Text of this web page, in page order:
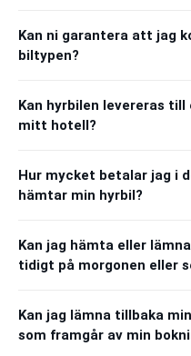
Kan ni garantera att jag
biltypen?
Kan hyrbilen levereras till
mitt hotell?
Hur mycket betalar jag i
hämtar min hyrbil?
Kan jag hämta eller
tidigt på morgonen eller
Kan jag lämna tillbaka
som framgår av min